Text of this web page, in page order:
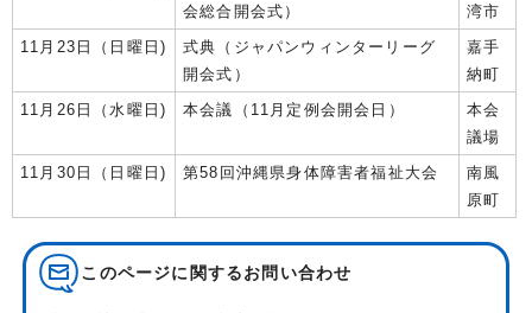
会総合開会式）
湾市
11月23日（日曜日)
式典（ジャパンウィンターリーグ
開会式）
嘉手
納町
11月26日（水曜日)
本会議（11月定例会開会日）
本会
議場
11月30日（日曜日)
第58回沖縄県身体障害者福祉大会
南風
原町
このページに関する お問い合わせ